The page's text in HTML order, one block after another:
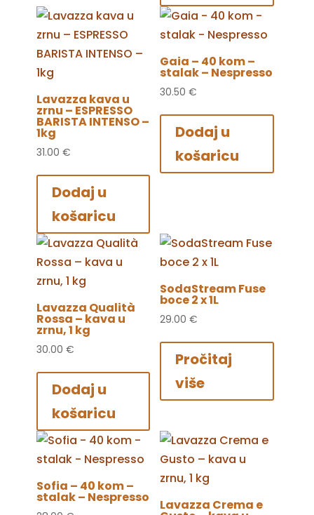
Lavazza kava u
zrnu – ESPRESSO
BARISTA INTENSO –
1kg
31.00 €
Dodaj u
košaricu
Gaia – 40 kom –
stalak – Nespresso
30.50€
Dodaj u
košaricu
Lavazza Qualità
Rossa – kava u
zrnu, 1 kg
30.00 €
Dodaj u
košaricu
SodaStream Fuse
boce 2 x 1L
29.00€
Pročitaj
više
Sofia – 40 kom –
stalak – Nespresso Lavazza Crema e